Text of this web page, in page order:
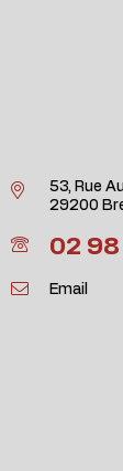
53, Rue
29200
02
Email